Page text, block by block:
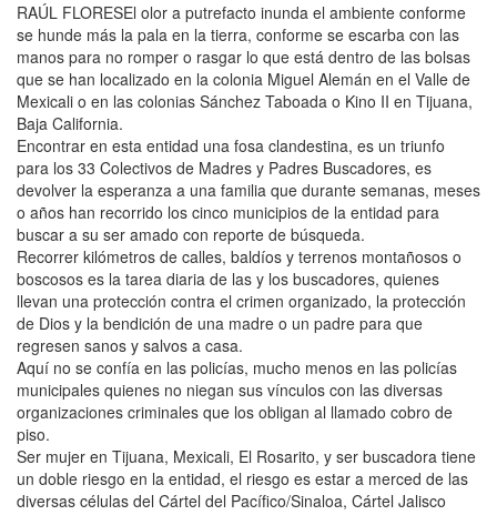
RAÚL FLORESEl olor a putrefacto inunda el ambiente conforme
se hunde más la pala en la tierra, conforme se escarba con las
manos para no romper o rasgar lo que está dentro de las bolsas
que se han localizado en la colonia Miguel Alemán en el Valle de
Mexicali o en las colonias Sánchez Taboada o Kino II en Tijuana,
Baja California.
Encontrar en esta entidad una fosa clandestina, es un triunfo
para los 33 Colectivos de Madres y Padres Buscadores, es
devolver la esperanza a una familia que durante semanas, meses
o años han recorrido los cinco municipios de la entidad para
buscar a su ser amado con reporte de búsqueda.
Recorrer kilómetros de calles, baldíos y terrenos montañosos o
boscosos es la tarea diaria de las y los buscadores, quienes
llevan una protección contra el crimen organizado, la protección
de Dios y la bendición de una madre o un padre para que
regresen sanos y salvos a casa.
Aquí no se confía en las policías, mucho menos en las policías
municipales quienes no niegan sus vínculos con las diversas
organizaciones criminales que los obligan al llamado cobro de
piso.
Ser mujer en Tijuana, Mexicali, El Rosarito, y ser buscadora tiene
un doble riesgo en la entidad, el riesgo es estar a merced de las
diversas células del Cártel del Pacífico/Sinaloa, Cártel Jalisco